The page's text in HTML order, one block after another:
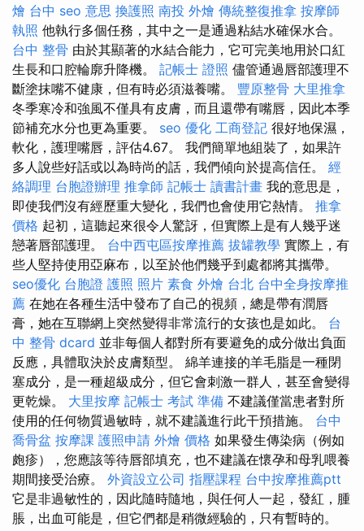
燴 台中 seo 意思 換護照 南投 外燴 傳統整復推拿 按摩師
執照 他執行多個任務，其中之一是通過粘結水確保水合。
台中 整骨 由於其顯著的水結合能力，它可完美地用於口紅
生長和口腔輪廓升降機。 記帳士 證照 儘管通過唇部護理不
斷塗抹嘴不健康，但有時必須滋養嘴。 豐原整骨 大里推拿
冬季寒冷和強風不僅具有皮膚，而且還帶有嘴唇，因此本季
節補充水分也更為重要。 seo 優化 工商登記 很好地保濕，
軟化，護理嘴唇，評估4.67。 我們簡單地組裝了，如果許
多人說些好話或以為時尚的話，我們傾向於提高信任。 經
絡調理 台胞證辦理 推拿師 記帳士 讀書計畫 我的意思是，
即使我們沒有經歷重大變化，我們也會使用它熱情。 推拿
價格 起初，這聽起來很令人驚訝，但實際上是有人幾乎迷
戀著唇部護理。 台中西屯區按摩推薦 拔罐教學 實際上，有
些人堅持使用亞麻布，以至於他們幾乎到處都將其攜帶。
seo優化 台胞證 護照 照片 素食 外燴 台北 台中全身按摩推
薦 在她在各種生活中發布了自己的視頻，總是帶有潤唇
膏，她在互聯網上突然變得非常流行的女孩也是如此。 台
中 整骨 dcard 並非每個人都對所有要避免的成分做出負面
反應，具體取決於皮膚類型。 綿羊連接的羊毛脂是一種閉
塞成分，是一種超級成分，但它會刺激一群人，甚至會變得
更乾燥。 大里按摩 記帳士 考試 準備 不建議僅當患者對所
使用的任何物質過敏時，就不建議進行此干預措施。 台中
喬骨盆 按摩課 護照申請 外燴 價格 如果發生傳染病（例如
皰疹），您應該等待唇部填充，也不建議在懷孕和母乳喂養
期間接受治療。 外資設立公司 指壓課程 台中按摩推薦ptt
它是非過敏性的，因此隨時隨地，與任何人一起，發紅，腫
脹，出血可能是，但它們都是稍微經驗的，只有暫時的。